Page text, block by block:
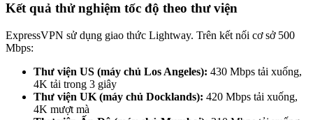
Kết quả thử nghiệm tốc độ theo thư viện
ExpressVPN sử dụng giao thức Lightway. Trên kết nối cơ sở 500
Mbps:
Thư viện US (máy chủ Los Angeles): 430 Mbps tải xuống,
4K tải trong 3 giây
Thư viện UK (máy chủ Docklands): 420 Mbps tải xuống,
4K mượt mà